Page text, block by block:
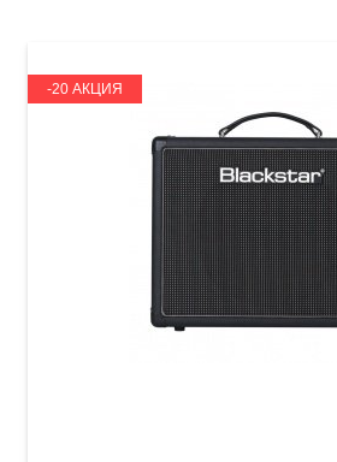
-20 АКЦИЯ